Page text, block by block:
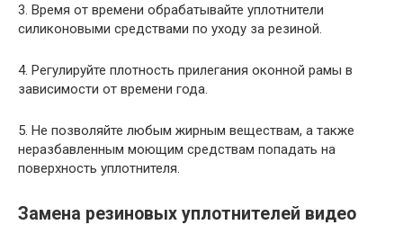
3. Время от времени обрабатывайте уплотнители
силиконовыми средствами по уходу за резиной.
4. Регулируйте плотность прилегания оконной рамы в
зависимости от времени года.
5. Не позволяйте любым жирным веществам, а также
неразбавленным моющим средствам попадать на
поверхность уплотнителя.
Замена резиновых уплотнителей видео